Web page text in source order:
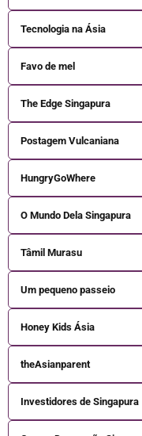
Tecnologia na Ásia
Favo de mel
The Edge Singapura
Postagem Vulcaniana
HungryGoWhere
O Mundo Dela Singapura
Tâmil Murasu
Um pequeno passeio
Honey Kids Ásia
theAsianparent
Investidores de Singapura